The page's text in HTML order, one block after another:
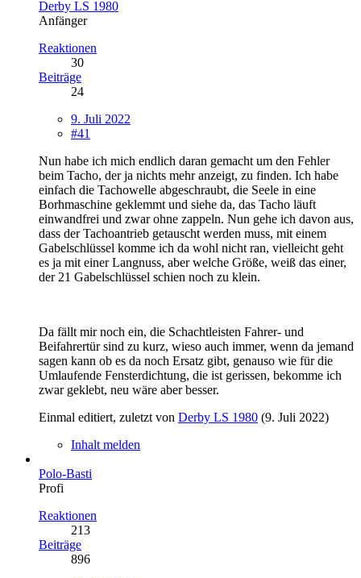
Derby LS 1980
Anfänger
Reaktionen
30
Beiträge
24
9. Juli 2022
#41
Nun habe ich mich endlich daran gemacht um den Fehler
beim Tacho, der ja nichts mehr anzeigt, zu finden. Ich habe
einfach die Tachowelle abgeschraubt, die Seele in eine
Borhmaschine geklemmt und siehe da, das Tacho läuft
einwandfrei und zwar ohne zappeln. Nun gehe ich davon aus,
dass der Tachoantrieb getauscht werden muss, mit einem
Gabelschlüssel komme ich da wohl nicht ran, vielleicht geht
es ja mit einer Langnuss, aber welche Größe, weiß das einer,
der 21 Gabelschlüssel schien noch zu klein.
Da fällt mir noch ein, die Schachtleisten Fahrer- und
Beifahrertür sind zu kurz, wieso auch immer, wenn da jemand
sagen kann ob es da noch Ersatz gibt, genauso wie für die
Umlaufende Fensterdichtung, die ist gerissen, bekomme ich
zwar geklebt, neu wäre aber besser.
Einmal editiert, zuletzt von Derby LS 1980 (9. Juli 2022)
Inhalt melden
Polo-Basti
Profi
Reaktionen
213
Beiträge
896